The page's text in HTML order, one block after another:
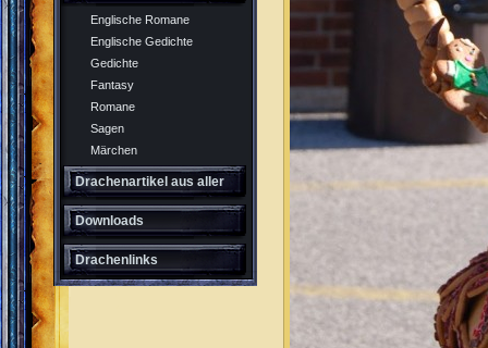
Englische Romane
Englische Gedichte
Gedichte
Fantasy
Romane
Sagen
Märchen
Drachenartikel aus aller
Welt
Downloads
Drachenlinks